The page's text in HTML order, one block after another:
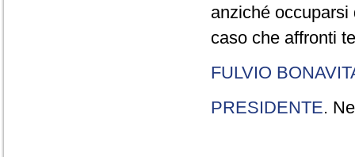
anziché
caso che affronti
FULVIO
PRESIDENTE.